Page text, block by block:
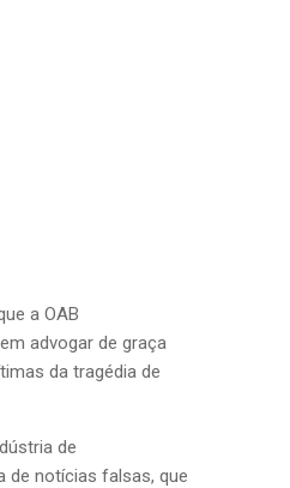
a OAB
advogar de graça
da tragédia de
de
de notícias falsas, que